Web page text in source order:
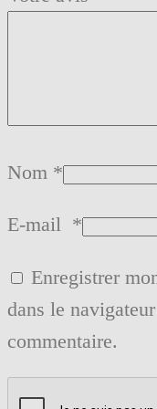
Nom *
E-mail *
Enregistrer
dans le
commentaire.